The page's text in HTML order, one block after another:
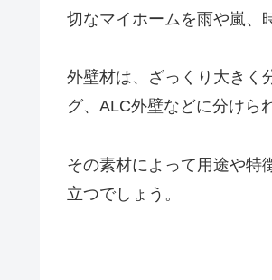
切なマイホームを雨や嵐、
外壁材は、ざっくり大きく
グ、ALC外壁などに分けら
その素材によって用途や特
立つでしょう。